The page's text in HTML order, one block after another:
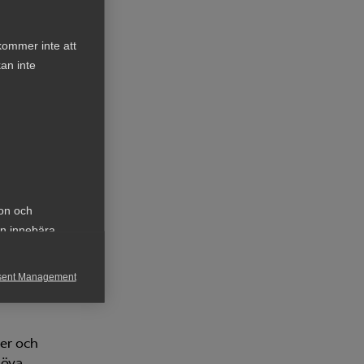
inte att
inte
och
innebära
Management
av
och